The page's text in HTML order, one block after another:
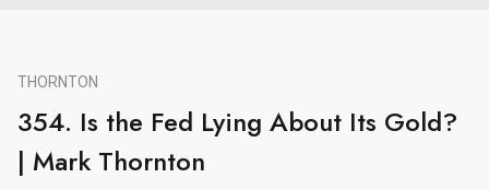
THORNTON
354. Is the Fed Lying About Its Gold?
| Mark Thornton